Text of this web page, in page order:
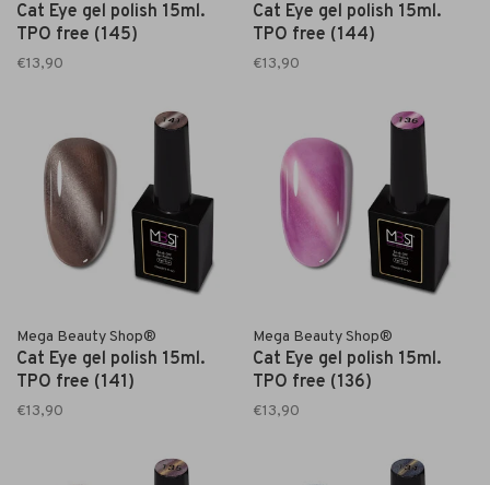
Cat Eye gel polish 15ml.
TPO free (145)
€13,90
Cat Eye gel polish 15ml.
TPO free (144)
€13,90
Mega Beauty Shop®
Cat Eye gel polish 15ml.
TPO free (141)
€13,90
Mega Beauty Shop®
Cat Eye gel polish 15ml.
TPO free (136)
€13,90